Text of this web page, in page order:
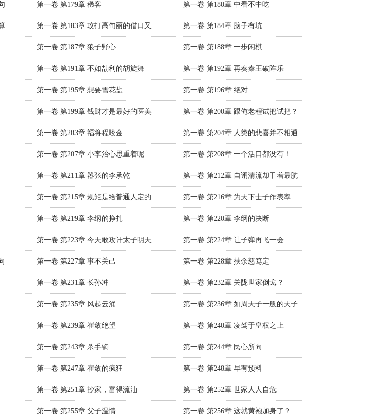
第一卷 第179章 稀客 第一卷 第180章 中看不中吃
第一卷 第183章 攻打高句丽的借口又 第一卷 第184章 脑子有坑
第一卷 第187章 狼子野心 第一卷 第188章 一步闲棋
第一卷 第191章 不如劼利的胡旋舞 第一卷 第192章 再奏秦王破阵乐
第一卷 第195章 想要雪花盐 第一卷 第196章 绝对
第一卷 第199章 钱财才是最好的医美 第一卷 第200章 跟俺老程试把试把？
第一卷 第203章 福将程咬金 第一卷 第204章 人类的悲喜并不相通
第一卷 第207章 小李治心思重着呢 第一卷 第208章 一个活口都没有！
第一卷 第211章 嚣张的李承乾 第一卷 第212章 自诩清流却干着最肮
第一卷 第215章 规矩是给普通人定的 第一卷 第216章 为天下士子作表率
第一卷 第219章 李纲的挣扎 第一卷 第220章 李纲的决断
第一卷 第223章 今天敢攻讦太子明天 第一卷 第224章 让子弹再飞一会
第一卷 第227章 事不关己 第一卷 第228章 扶余慈笃定
第一卷 第231章 长孙冲 第一卷 第232章 关陇世家倒戈？
第一卷 第235章 风起云涌 第一卷 第236章 如周天子一般的天子
第一卷 第239章 崔敛绝望 第一卷 第240章 凌驾于皇权之上
第一卷 第243章 杀手锏 第一卷 第244章 民心所向
第一卷 第247章 崔敛的疯狂 第一卷 第248章 早有预料
第一卷 第251章 抄家，富得流油 第一卷 第252章 世家人人自危
第一卷 第255章 父子温情 第一卷 第256章 这就黄袍加身了？